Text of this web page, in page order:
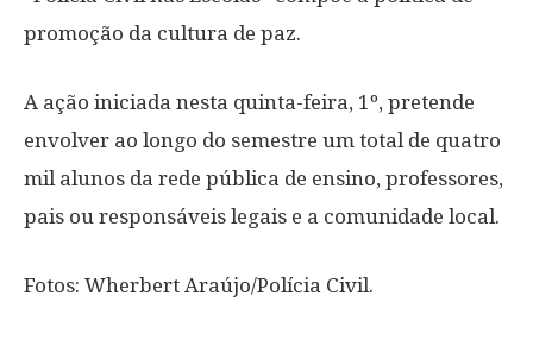
promoção da cultura de paz.
A ação iniciada nesta quinta-feira, 1º, pretende
envolver ao longo do semestre um total de quatro
mil alunos da rede pública de ensino, professores,
pais ou responsáveis legais e a comunidade local.
Fotos: Wherbert Araújo/Polícia Civil.